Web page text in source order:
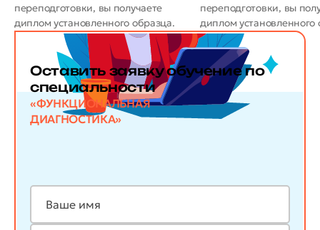
переподготовки, вы получаете
диплом установленного образца.
переподготовки, вы
диплом установленного
Оставить заявку обучение по
специальности
«ФУНКЦИОНАЛЬНАЯ
ДИАГНОСТИКА»